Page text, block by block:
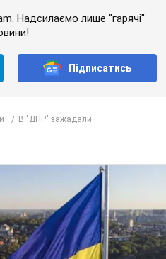
Надсилаємо лише "гарячі"
Підписатись
В "ДНР" зажадали...